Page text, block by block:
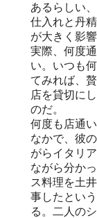
あるらしい
仕入れと丹
が大きく影
実際、何度
い。いつも
てみれば、
店を貸切に
のだ。
何度も店通
なかで、彼
がらイタリ
ながら分か
ス料理を土
事したとい
る。二人の